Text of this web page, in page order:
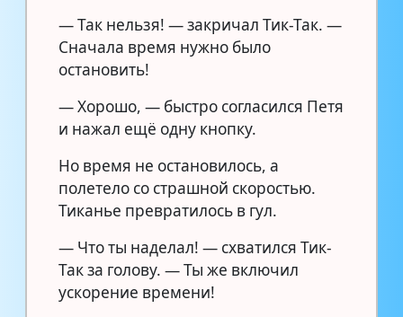
— Так нельзя! — закричал Тик-Так. —
Сначала время нужно было
остановить!
— Хорошо, — быстро согласился Петя
и нажал ещё одну кнопку.
Но время не остановилось, а
полетело со страшной скоростью.
Тиканье превратилось в гул.
— Что ты наделал! — схватился Тик-
Так за голову. — Ты же включил
ускорение времени!